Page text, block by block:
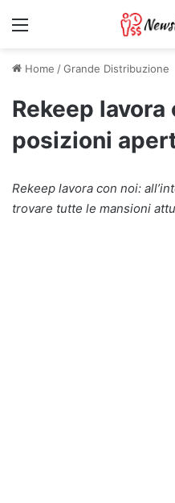
Menu
Home /Grande Distribuzione
Rekeep
posizioni
Rekeep lavora con noi:
trovare tutte le mansioni